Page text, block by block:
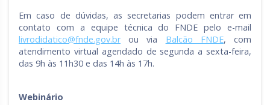
Em caso de dúvidas, as secretarias podem entrar em
contato com a equipe técnica do FNDE pelo e-mail
livrodidatico@fnde.gov.brou via Balcão FNDE, com
atendimento virtual agendado de segunda a sexta-feira,
das 9h às 11h30 e das 14h às 17h.
Webinário